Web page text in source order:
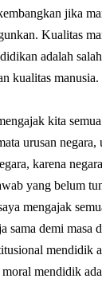
jika
Kualitas
adalah
kualitas manusia.
kita
urusan negara,
karena
yang belum
mengajak
sama demi masa
mendidik
moral mendidik